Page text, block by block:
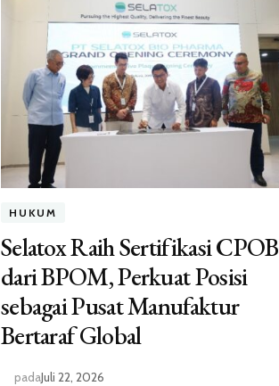
HUKUM
Selatox Raih Sertifikasi CPOB
dari BPOM, Perkuat Posisi
sebagai Pusat Manufaktur
Bertaraf Global
padaJuli 22, 2026